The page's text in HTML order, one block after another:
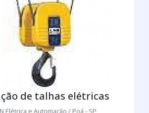
de talhas elétricas
Elétrica e Automação / Poá - SP